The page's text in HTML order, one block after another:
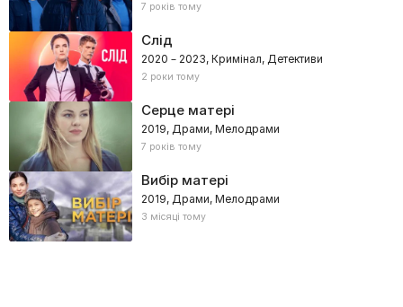
7 років тому
Слід
2020 – 2023, Кримінал, Детективи
2 роки тому
Серце матері
2019, Драми, Мелодрами
7 років тому
Вибір матері
2019, Драми, Мелодрами
3 місяці тому